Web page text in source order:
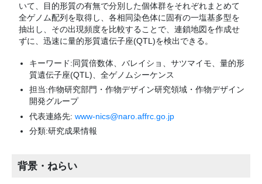
いて、目的形質の有無で分別した個体群をそれぞれまとめて
全ゲノム配列を取得し、各相同染色体に固有の一塩基多型を
抽出し、その出現頻度を比較することで、連鎖地図を作成せ
ずに、迅速に量的形質遺伝子座(QTL)を検出できる。
キーワード:同質倍数体、バレイショ、サツマイモ、量的形
質遺伝子座(QTL)、全ゲノムシーケンス
担当:作物研究部門・作物デザイン研究領域・作物デザイン
開発グループ
代表連絡先: www-nics@naro.affrc.go.jp
分類:研究成果情報
背景・ねらい